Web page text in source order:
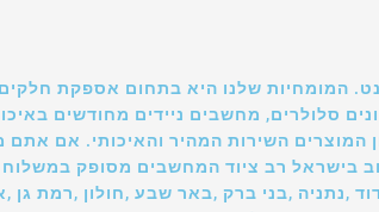
המומחיות שלנו היא בתחום אספקת
סלולרים, מחשבים ניידים מחודשים
המוצרים השירות המהיר והאיכותי. אם
בישראל רב ציוד המחשבים מסופק
,נתניה ,בני ברק ,באר שבע ,חולון ,רמת